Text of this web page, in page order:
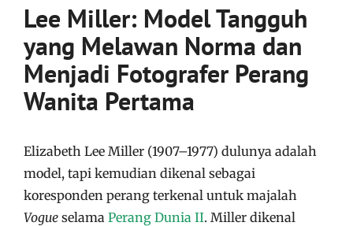
Lee Miller: Model Tangguh
yang Melawan Norma dan
Menjadi Fotografer Perang
Wanita Pertama
Elizabeth Lee Miller (1907–1977) dulunya adalah
model, tapi kemudian dikenal sebagai
koresponden perang terkenal untuk majalah
Vogue selama Perang Dunia II. Miller dikenal